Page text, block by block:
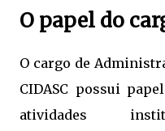
O papel do
O cargo de
CIDASC possui
atividades